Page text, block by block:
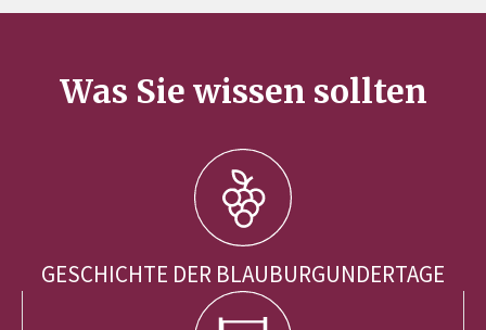
Was Sie wissen sollten
GESCHICHTE DER BLAUBURGUNDERTAGE